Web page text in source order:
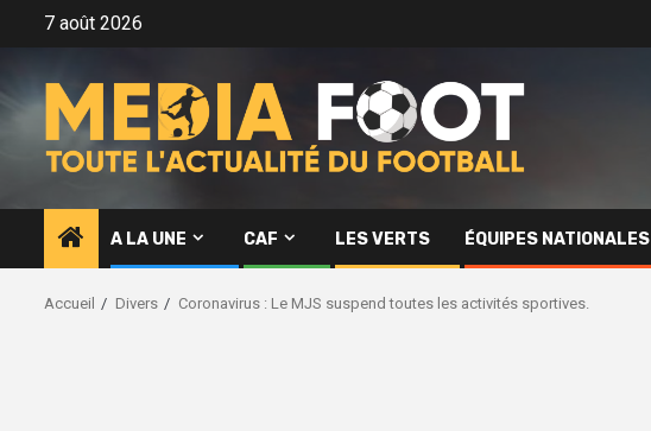
7 août 2026
A LA UNE CAF LES VERTS ÉQUIPES NATIONALES
Accueil Divers Coronavirus : Le MJS suspend toutes les activités sportives.